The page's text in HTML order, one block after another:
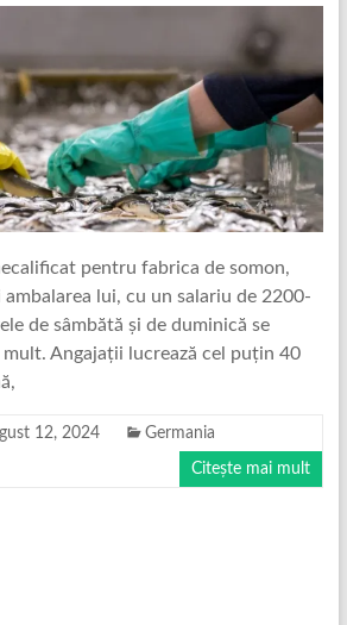
pentru fabrica de somon,
lui, cu un salariu de 2200-
de sâmbătă și de duminică se
Angajații lucrează cel puțin 40
12, 2024 Germania
Citește mai mult